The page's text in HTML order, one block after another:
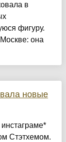
в
фигуру.
она
новые
Стэтхемом.